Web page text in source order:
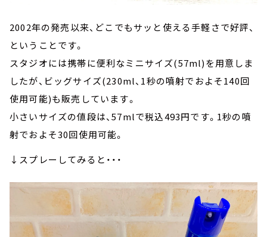
2002年の発売以来、どこでもサッと使える手軽さで好評、
ということです。
スタジオには携帯に便利なミニサイズ(57ml)を用意しま
したが、ビッグサイズ(230ml、1秒の噴射でおよそ140回
使用可能)も販売しています。
小さいサイズの値段は、57mlで税込493円です。1秒の噴
射でおよそ30回使用可能。
↓スプレーしてみると・・・